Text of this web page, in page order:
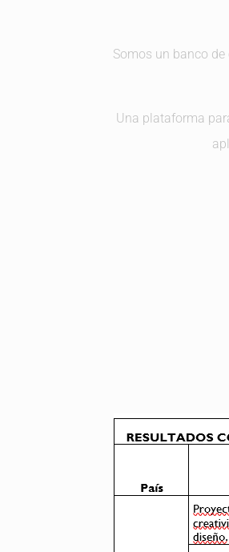
Somos un banco
Una plataforma